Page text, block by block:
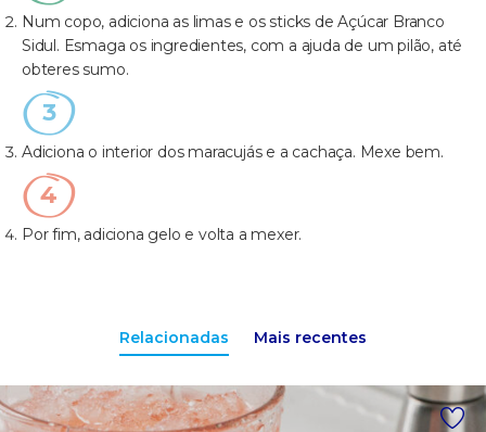
Num copo, adiciona as limas e os sticks de Açúcar Branco
Sidul. Esmaga os ingredientes, com a ajuda de um pilão, até
obteres sumo.
Adiciona o interior dos maracujás e a cachaça. Mexe bem.
Por fim, adiciona gelo e volta a mexer.
Relacionadas Mais recentes